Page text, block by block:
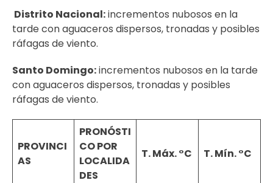
Distrito Nacional:incrementos nubosos en la
tarde con aguaceros dispersos, tronadas y posibles
ráfagas de viento.
Santo Domingo:incrementos nubosos en la tarde
con aguaceros dispersos, tronadas y posibles
ráfagas de viento.
PROVINCI
AS
PRONÓSTI
CO POR
LOCALIDA
DES
T. Máx. °C T. Mín. °C